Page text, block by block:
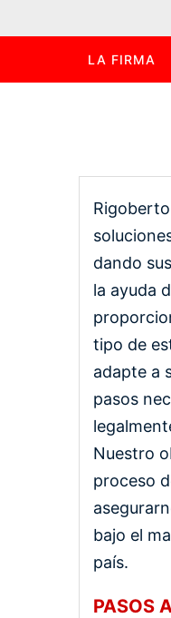
LA FIRMA
dando
la ayuda
tipo de
adapte a
pasos
Nuestro
proceso
bajo el
país.
PASOS